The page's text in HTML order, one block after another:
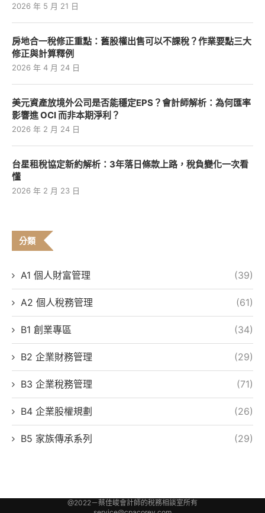
2026 年 5 月 21 日
房地合一稅修正重點：舊股權出售可以不課稅？作業要點三大
修正與計算釋例
2026 年 4 月 24 日
美元資產放境外公司是否能穩定EPS？會計師解析：為何匯率
影響進 OCI 而非本期淨利？
2026 年 2 月 24 日
台星租稅協定新約解析：3年落日條款上路，稅負變化一次看
懂
2026 年 2 月 23 日
分類
A1 個人財富管理 (39)
A2 個人稅務管理 (61)
B1 創業專區 (34)
B2 企業財務管理 (29)
B3 企業稅務管理 (71)
B4 企業股權規劃 (26)
B5 家族傳承系列 (29)
@2022－蔡佳峻會計師的稅務相談室所有